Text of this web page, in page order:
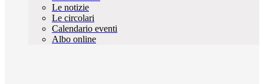
Le notizie
Le circolari
Calendario eventi
Albo online